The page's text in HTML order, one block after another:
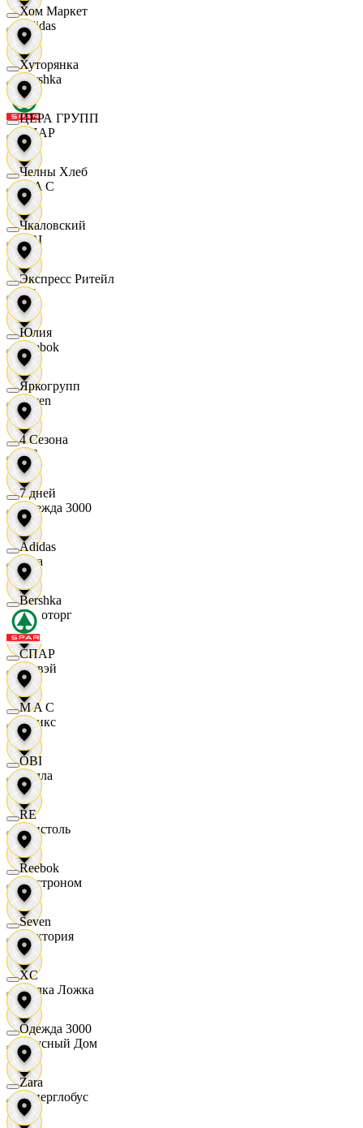
Adidas
Bershka
СПАР
M A C
OBI
RE
Reebok
Seven
XC
Одежда 3000
Zara
Агроторг
Амвэй
Аникс
Билла
Бристоль
Быстроном
Виктория
Вилка Ложка
Вкусный Дом
Гиперглобус
Хом Маркет
Хуторянка
ЦЕРА ГРУПП
Челны Хлеб
Чкаловский
Экспресс Ритейл
Юлия
Яркогрупп
4 Сезона
7 дней
Adidas
Bershka
СПАР
M A C
OBI
RE
Reebok
Seven
XC
Одежда 3000
Zara